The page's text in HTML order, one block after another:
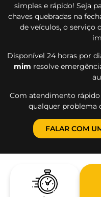
simples e rápido! Seja
chaves quebradas na
de veículos, o serviço
Disponível 24 horas por
mim resolve
Com atendimento
qualquer problema
FALAR COM